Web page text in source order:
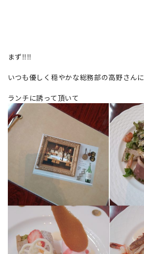
まず‼‼
いつも優しく穏やかな総務部の高野さんに
ランチに誘って頂いて